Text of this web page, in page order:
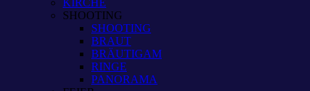
KIRCHE
SHOOTING
SHOOTING
BRAUT
BRÄUTIGAM
RINGE
PANORAMA